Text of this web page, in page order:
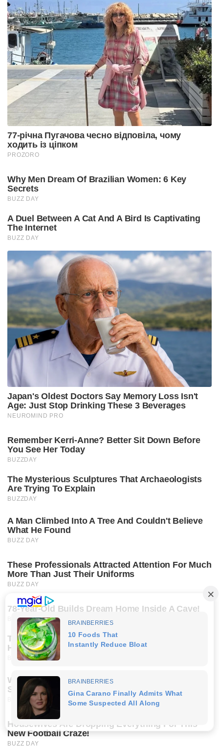
77-річна Пугачова чесно відповіла, чому
ходить із ціпком
PROZORO
Why Men Dream Of Brazilian Women: 6 Key
Secrets
BUZZ DAY
A Duel Between A Cat And A Bird Is Captivating
The Internet
BUZZ DAY
Japan's Oldest Doctors Say Memory Loss Isn't
Age: Just Stop Drinking These 3 Beverages
NEUROMIND PRO
Remember Kerri-Anne? Better Sit Down Before
You See Her Today
BUZZDAY
The Mysterious Sculptures That Archaeologists
Are Trying To Explain
BUZZDAY
A Man Climbed Into A Tree And Couldn't Believe
What He Found
BUZZ DAY
These Professionals Attracted Attention For Much
More Than Just Their Uniforms
BUZZ DAY
78-Year-Old Builds Dream Home Inside A Cave!
BUZZ DAY
The Customer Never Imagined What Would
Happen After That Gesture.
BUZZ DAY
What Happens If You Eat Eggs Daily? You'll Be
Surprised
BUZZ DAY
Housewives Are Dropping Everything For This
New Football Craze!
BUZZ DAY